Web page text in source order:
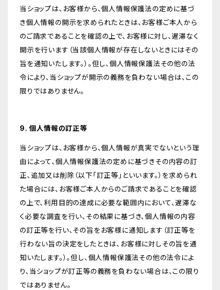
当ショップは、お客様から、個人情報保護法の定めに基づ
き個人情報の開示を求められたときは、お客様ご本人から
のご請求であることを確認の上で、お客様に対し、遅滞なく
開示を行います（当該個人情報が存在しないときにはその
旨を通知いたします。）。但し、個人情報保護法その他の法
令により、当ショップが開示の義務を負わない場合は、この
限りではありません。
9. 個人情報の訂正等
当ショップは、お客様から、個人情報が真実でないという理
由によって、個人情報保護法の定めに基づきその内容の訂
正、追加又は削除（以下「訂正等」といいます。）を求められ
た場合には、お客様ご本人からのご請求であることを確認
の上で、利用目的の達成に必要な範囲内において、遅滞な
く必要な調査を行い、その結果に基づき、個人情報の内容
の訂正等を行い、その旨をお客様に通知します（訂正等を
行わない旨の決定をしたときは、お客様に対しその旨を通
知いたします。）。但し、個人情報保護法その他の法令によ
り、当ショップが訂正等の義務を負わない場合は、この限り
ではありません。